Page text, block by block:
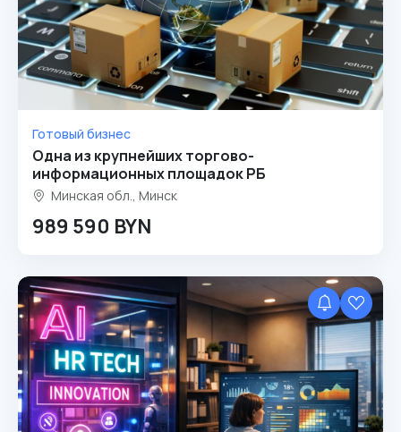
Готовый бизнес
Одна из крупнейших торгово-
информационных площадок РБ
Минская обл., Минск
989 590 BYN